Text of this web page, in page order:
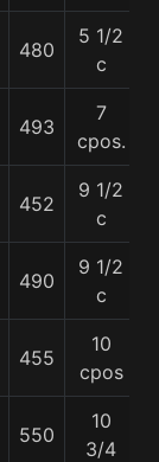
480
5 1/2
c
493
7
cpos.
452
9 1/2
c
490
9 1/2
c
455
10
cpos
550
10
3/4